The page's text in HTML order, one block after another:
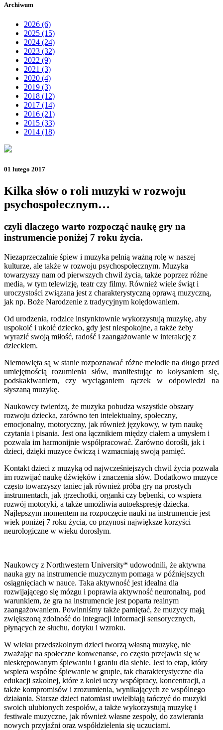
Archiwum
2026 (6)
2025 (15)
2024 (24)
2023 (32)
2022 (9)
2021 (3)
2020 (4)
2019 (3)
2018 (12)
2017 (14)
2016 (21)
2015 (33)
2014 (18)
01 lutego 2017
Kilka słów o roli muzyki w rozwoju
psychospołecznym…
czyli dlaczego warto rozpocząć naukę gry na
instrumencie poniżej 7 roku życia.
Niezaprzeczalnie śpiew i muzyka pełnią ważną rolę w naszej
kulturze, ale także w rozwoju psychospołecznym. Muzyka
towarzyszy nam od pierwszych chwil życia, także poprzez różne
media, w tym telewizję, teatr czy filmy. Również wiele świąt i
uroczystości związana jest z charakterystyczną oprawą muzyczną,
jak np. Boże Narodzenie z tradycyjnym kolędowaniem.
Od urodzenia, rodzice instynktownie wykorzystują muzykę, aby
uspokoić i ukoić dziecko, gdy jest niespokojne, a także żeby
wyrazić swoją miłość, radość i zaangażowanie w interakcję z
dzieckiem.
Niemowlęta są w stanie rozpoznawać różne melodie na długo przed
umiejętnością rozumienia słów, manifestując to kołysaniem się,
podskakiwaniem, czy wyciąganiem rączek w odpowiedzi na
słyszaną muzykę.
Naukowcy twierdzą, że muzyka pobudza wszystkie obszary
rozwoju dziecka, zarówno ten intelektualny, społeczny,
emocjonalny, motoryczny, jak również językowy, w tym naukę
czytania i pisania. Jest ona łącznikiem między ciałem a umysłem i
pozwala im harmonijnie współpracować. Zarówno dorośli, jak i
dzieci, dzięki muzyce ćwiczą i wzmacniają swoją pamięć.
Kontakt dzieci z muzyką od najwcześniejszych chwil życia pozwala
im rozwijać naukę dźwięków i znaczenia słów. Dodatkowo muzyce
często towarzyszy taniec jak również próba gry na prostych
instrumentach, jak grzechotki, organki czy bębenki, co wspiera
rozwój motoryki, a także umożliwia autoekspresję dziecka.
Najlepszym momentem na rozpoczęcie nauki na instrumencie jest
wiek poniżej 7 roku życia, co przynosi największe korzyści
neurologiczne w wieku dorosłym.
Naukowcy z Northwestern University* udowodnili, że aktywna
nauka gry na instrumencie muzycznym pomaga w późniejszych
osiągnięciach w nauce. Taka aktywność jest idealna dla
rozwijającego się mózgu i poprawia aktywność neuronalną, pod
warunkiem, że gra na instrumencie jest poparta realnym
zaangażowaniem. Powinniśmy także pamiętać, że muzycy mają
zwiększoną zdolność do integracji informacji sensorycznych,
płynących ze słuchu, dotyku i wzroku.
W wieku przedszkolnym dzieci tworzą własną muzykę, nie
zważając na społeczne konwenanse, co często przejawia się w
nieskrępowanym śpiewaniu i graniu dla siebie. Jest to etap, który
wspiera wspólne śpiewanie w grupie, tak charakterystyczne dla
edukacji szkolnej, które z kolei uczy współpracy, koncentracji, a
także kompromisów i zrozumienia, wynikających ze wspólnego
działania. Starsze dzieci natomiast uwielbiają tańczyć do muzyki
swoich ulubionych zespołów, a także wykorzystują muzykę i
festiwale muzyczne, jak również własne zespoły, do zawierania
nowych przyjaźni oraz współdzielenia się uczuciami.